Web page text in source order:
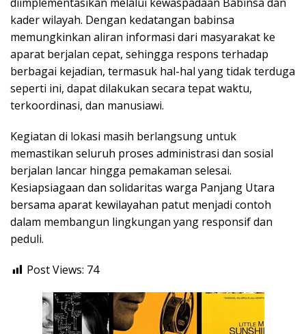
kader wilayah. Dengan kedatangan babinsa
memungkinkan aliran informasi dari masyarakat ke
aparat berjalan cepat, sehingga respons terhadap
berbagai kejadian, termasuk hal-hal yang tidak terduga
seperti ini, dapat dilakukan secara tepat waktu,
terkoordinasi, dan manusiawi.
Kegiatan di lokasi masih berlangsung untuk
memastikan seluruh proses administrasi dan sosial
berjalan lancar hingga pemakaman selesai.
Kesiapsiagaan dan solidaritas warga Panjang Utara
bersama aparat kewilayahan patut menjadi contoh
dalam membangun lingkungan yang responsif dan
peduli.
Post Views: 74